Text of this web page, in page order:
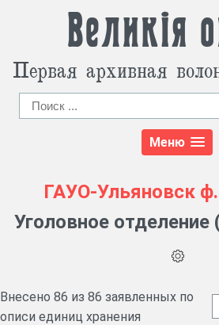
Великія
Первая архивная
Меню
ГАУО-Ульяновск
Уголовное отделение
Внесено 86 из 86 заявленных по
описи единиц хранения